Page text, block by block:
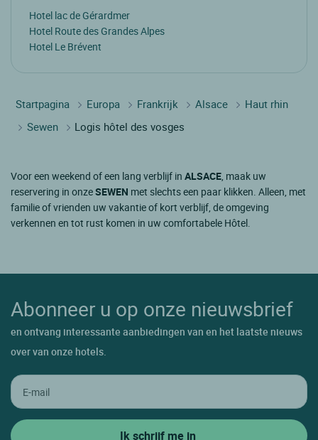
Hotel lac de Gérardmer
Hotel Route des Grandes Alpes
Hotel Le Brévent
Startpagina Europa Frankrijk Alsace
Haut rhin
Sewen
Logis hôtel des vosges
Voor een weekend of een lang verblijf in ALSACE, maak uw
reservering in onzeSEWEN met slechts een paar klikken. Alleen, met
familie of vrienden uw vakantie of kort verblijf, de omgeving
verkennen en tot rust komen in uw comfortabele Hôtel.
Abonneer u op onze nieuwsbrief
en ontvang interessante aanbiedingen van en het laatste nieuws
over van onze hotels.